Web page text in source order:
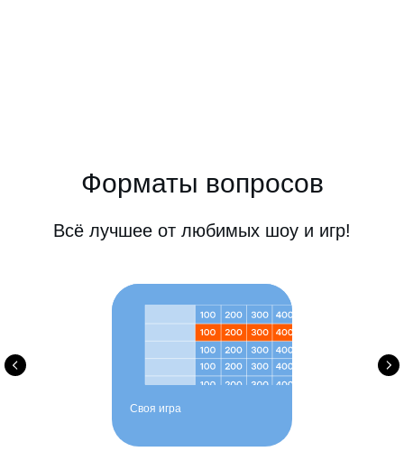
Форматы вопросов
Всё лучшее от любимых шоу и игр!
Своя игра